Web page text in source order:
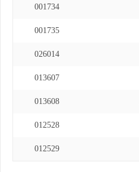
001734
001735
026014
013607
013608
012528
012529